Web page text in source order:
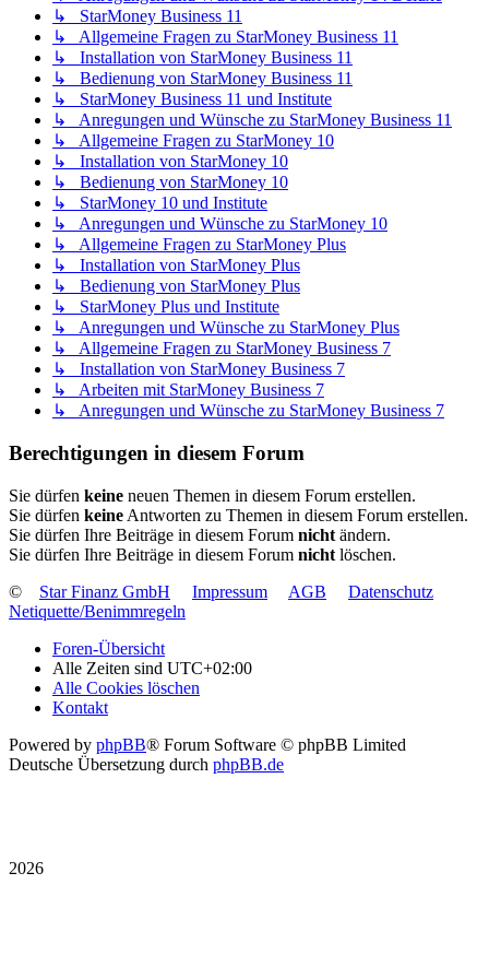
↳ StarMoney Business 11
↳ Allgemeine Fragen zu StarMoney Business 11
↳ Installation von StarMoney Business 11
↳ Bedienung von StarMoney Business 11
↳ StarMoney Business 11 und Institute
↳ Anregungen und Wünsche zu StarMoney Business 11
↳ Allgemeine Fragen zu StarMoney 10
↳ Installation von StarMoney 10
↳ Bedienung von StarMoney 10
↳ StarMoney 10 und Institute
↳ Anregungen und Wünsche zu StarMoney 10
↳ Allgemeine Fragen zu StarMoney Plus
↳ Installation von StarMoney Plus
↳ Bedienung von StarMoney Plus
↳ StarMoney Plus und Institute
↳ Anregungen und Wünsche zu StarMoney Plus
↳ Allgemeine Fragen zu StarMoney Business 7
↳ Installation von StarMoney Business 7
↳ Arbeiten mit StarMoney Business 7
↳ Anregungen und Wünsche zu StarMoney Business 7
Berechtigungen in diesem Forum
Sie dürfen keine neuen Themen in diesem Forum erstellen.
Sie dürfen keine Antworten zu Themen in diesem Forum erstellen.
Sie dürfen Ihre Beiträge in diesem Forum nicht ändern.
Sie dürfen Ihre Beiträge in diesem Forum nicht löschen.
©
Star Finanz GmbH Impressum AGB
Datenschutz
Netiquette/Benimmregeln
Foren-Übersicht
Alle Zeiten sind UTC+02:00
Alle Cookies löschen
Kontakt
Powered by phpBB® Forum Software © phpBB Limited
Deutsche Übersetzung durch phpBB.de
2026